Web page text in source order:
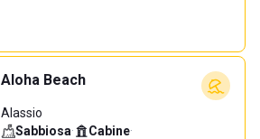
Aloha Beach
Alassio
Sabbiosa· Cabine·